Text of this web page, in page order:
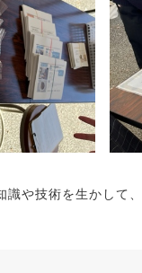
や技術を生かして